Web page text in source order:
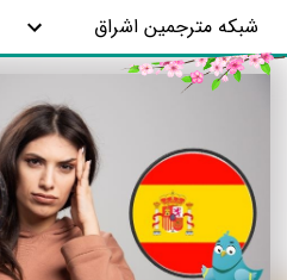
شبکه مترجمین اشراق